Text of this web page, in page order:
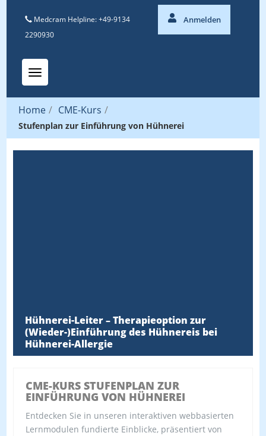
Medcram Helpline: +49-9134
2290930
Anmelden
Toggle navigation
Home / CME-Kurs /
Stufenplan zur Einführung von Hühnerei
Hühnerei-Leiter – Therapieoption zur
(Wieder-)Einführung des Hühnereis bei
Hühnerei-Allergie
CME-KURS STUFENPLAN ZUR
EINFÜHRUNG VON HÜHNEREI
Entdecken Sie in unseren interaktiven webbasierten
Lernmodulen fundierte Einblicke, präsentiert von